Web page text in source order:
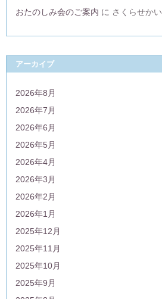
おたのしみ会のご案内 に さくらせかい
アーカイブ
2026年8月
2026年7月
2026年6月
2026年5月
2026年4月
2026年3月
2026年2月
2026年1月
2025年12月
2025年11月
2025年10月
2025年9月